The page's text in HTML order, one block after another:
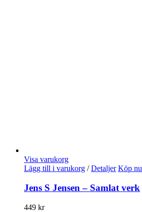
Visa varukorg
Lägg till i varukorg / Detaljer Köp nu
Jens S Jensen – Samlat verk
449 kr